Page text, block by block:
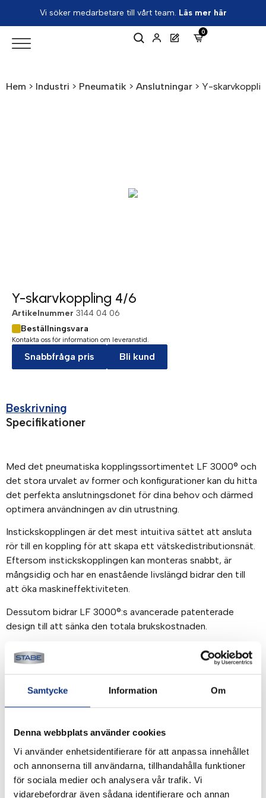
Samtycke Information Om
Denna webbplats använder cookies
Vi använder enhetsidentifierare för att anpassa innehållet
och annonserna till användarna, tillhandahålla funktioner
för sociala medier och analysera vår trafik. Vi
vidarebefordrar även sådana identifierare och annan
Vi söker medarbetare till vårt team. Läs mer här
0
Hem > Industri > Pneumatik > Anslutningar > Y-
Y-skarvkoppling 4/6
Artikelnummer 3144 04 06
Beställningsvara
Kontakta oss för information om leveranstid.
Snabbfråga pris Bli kund
Beskrivning
Specifikationer
Med det pneumatiska kopplingssortimentet LF 3000® och
det stora urvalet av former och konfigurationer kan du hitta
det perfekta anslutningsdonet för dina behov och därmed
optimera användningen av din utrustning.
Instickskopplingen är det mest intuitiva sättet att ansluta
rör till en koppling för att skapa ett vätskedistributionsnät.
Eftersom instickskopplingen kan monteras snabbt, är
mångsidig och har en enastående livslängd bidrar den till
att öka maskineffektiviteten.
Dessutom bidrar LF 3000®:s avancerade patenterade
design till att sänka den totala brukskostnaden.
Egenskaper/fördelar:
– Extrem hållbarhet för optimal lönsamhet
• 40 års expertis
• Uppfyller ISO 14743
• Testad livslängd enligt kraven i direktiv 2006/42/EG
• Material med hög beständighet
• Produktens och utrustningens hållbarhet
– Maximal maskineffektivitet